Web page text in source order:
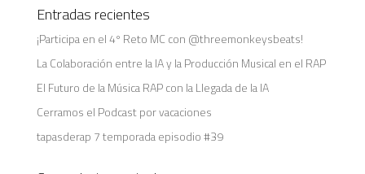
Entradas recientes
¡Participa en el 4º Reto MC con @threemonkeysbeats!
La Colaboración entre la IA y la Producción Musical en el RAP
El Futuro de la Música RAP con la Llegada de la IA
Cerramos el Podcast por vacaciones
tapasderap 7 temporada episodio #39